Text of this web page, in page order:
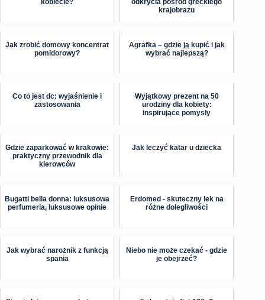
kobiecie?
odkrycia pośród greckiego
krajobrazu
Jak zrobić domowy koncentrat
pomidorowy?
Agrafka – gdzie ją kupić i jak
wybrać najlepszą?
Co to jest dc: wyjaśnienie i
zastosowania
Wyjątkowy prezent na 50
urodziny dla kobiety:
inspirujące pomysły
Gdzie zaparkować w krakowie:
praktyczny przewodnik dla
kierowców
Jak leczyć katar u dziecka
Bugatti bella donna: luksusowa
perfumeria, luksusowe opinie
Erdomed - skuteczny lek na
różne dolegliwości
Jak wybrać narożnik z funkcją
spania
Niebo nie może czekać - gdzie
je obejrzeć?